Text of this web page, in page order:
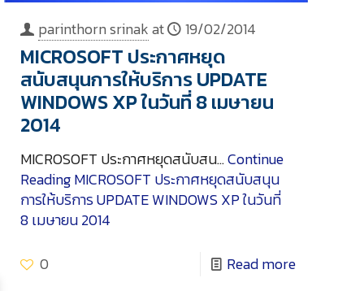
parinthorn srinakat 19/02/2014
MICROSOFT ประกาศหยุด
สนับสนุนการให้บริการ UPDATE
WINDOWS XP ในวันที่ 8 เมษายน
2014
MICROSOFT ประกาศหยุดสนับสน…Continue
ReadingMICROSOFT ประกาศหยุดสนับสนุน
การให้บริการ UPDATE WINDOWS XP ในวันที่
8 เมษายน 2014
0
Read more